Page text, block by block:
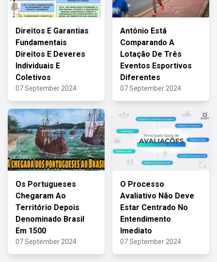
Direitos E Garantias
Fundamentais
Direitos E Deveres
Individuais E
Coletivos
07 September 2024
Antônio Está
Comparando A
Lotação De Três
Eventos Esportivos
Diferentes
07 September 2024
Os Portugueses
Chegaram Ao
Território Depois
Denominado Brasil
Em 1500
07 September 2024
O Processo
Avaliativo Não Deve
Estar Centrado No
Entendimento
Imediato
07 September 2024